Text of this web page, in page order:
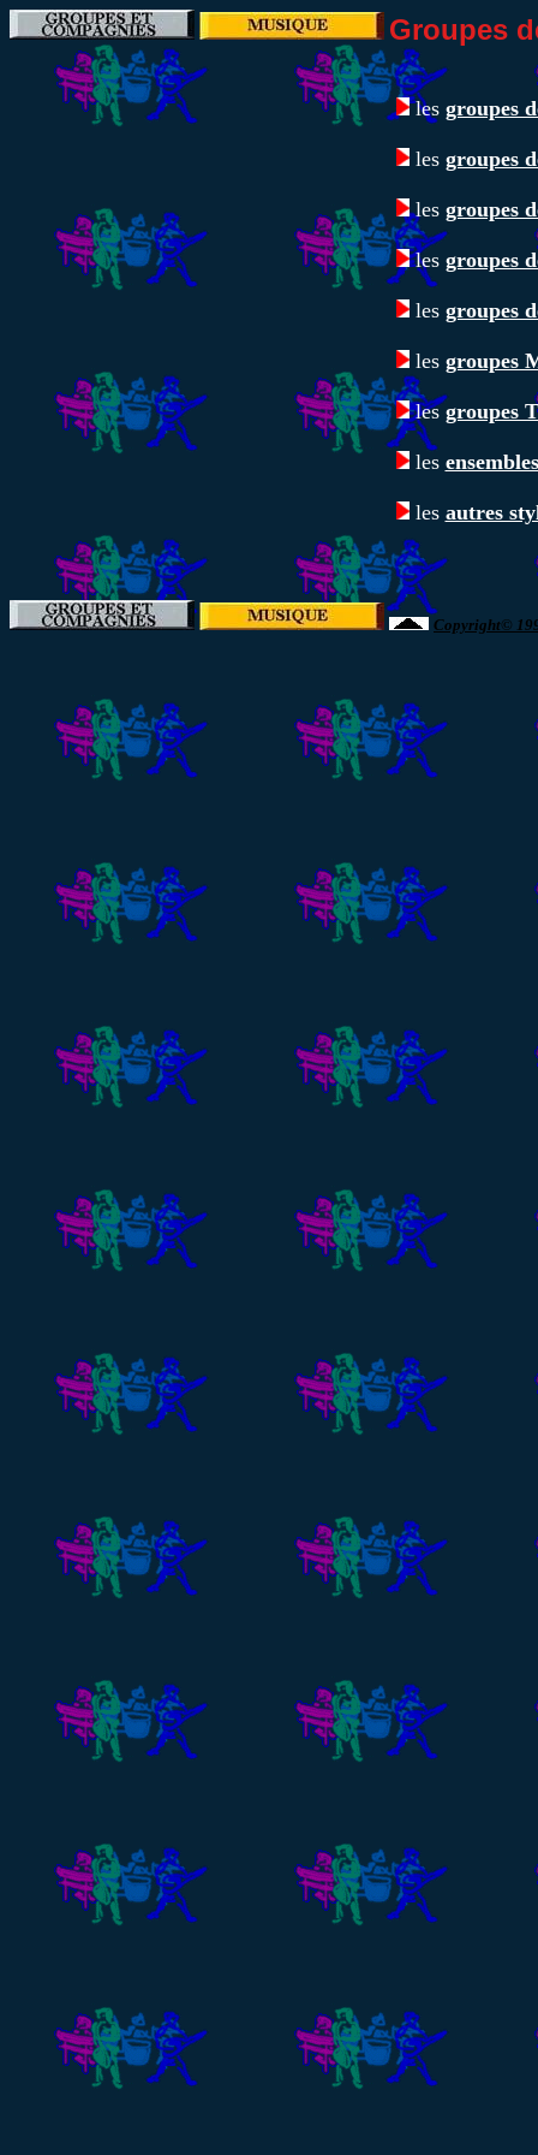
Groupes
les groupes
les groupes
les groupes
les groupes
les groupes
les groupes
lesgroupes
les
les autres
Copyright©